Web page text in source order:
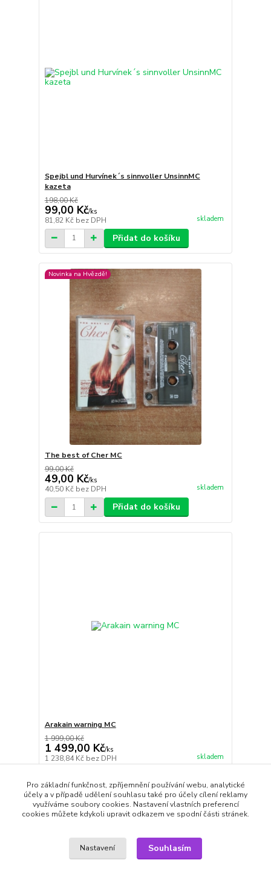
Spejbl und Hurvínek´s sinnvoller UnsinnMC
kazeta
198,00 Kč
99,00 Kč/ks
81,82 Kč bez DPH skladem
Přidat do košíku
Novinka na Hvězdě!
The best of Cher MC
99,00 Kč
49,00 Kč/ks
40,50 Kč bez DPH skladem
Přidat do košíku
Arakain warning MC
1 999,00 Kč
1 499,00 Kč/ks
1 238,84 Kč bez DPH skladem
strana z 1
Pro základní funkčnost, zpříjemnění používání webu, analytické
účely a v případě udělení souhlasu také pro účely cílení reklamy
využíváme soubory cookies. Nastavení vlastních preferencí
cookies můžete kdykoli upravit odkazem ve spodní části stránek.
Nastavení Souhlasím